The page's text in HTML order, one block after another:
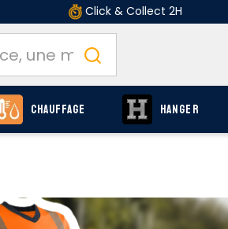
Click & Collect 2H
Chauffage HANGER